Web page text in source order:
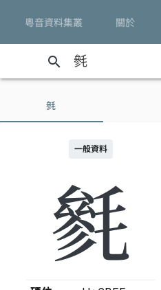
粵音資料集叢 關於
search
毿
一般資料
毿